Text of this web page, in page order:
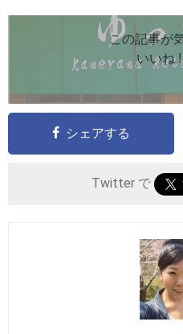
この記事が
いいね
シェアする
Twitter で